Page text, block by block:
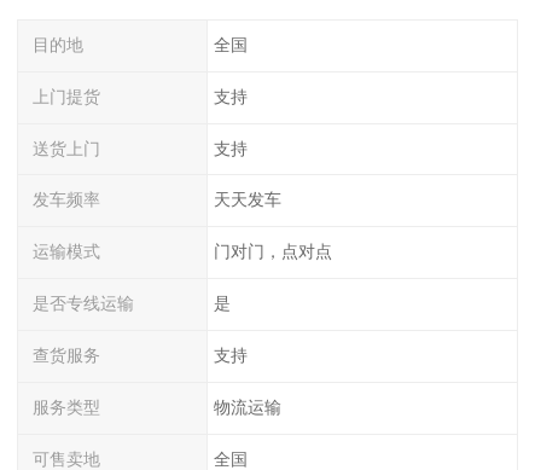
目的地 全国
上门提货 支持
送货上门 支持
发车频率 天天发车
运输模式 门对门，点对点
是否专线运输 是
查货服务 支持
服务类型 物流运输
可售卖地 全国